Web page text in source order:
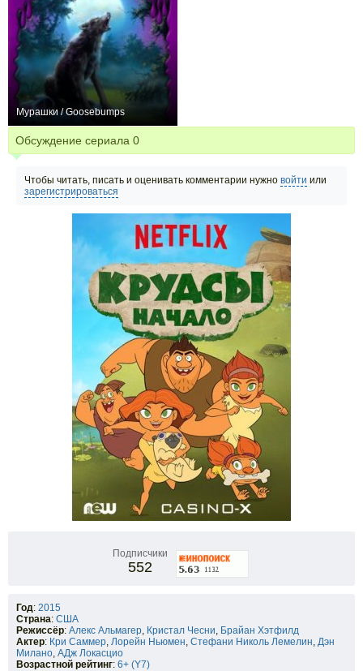
Мурашки / Goosebumps
Обсуждение сериала 0
Чтобы читать, писать и оценивать комментарии нужно войти или
зарегистрироваться
Подписчики
552
Год: 2015
Страна: США
Режиссёр: Алекс Альмагер, Кристал Чесни, Брайан Хэтфилд
Актер: Кри Саммер, Лорейн Ньюмен, Стефани Николь Лемелин, Дэн
Милано, АДж Локасцио
Возрастной рейтинг: 6+ (Y7)